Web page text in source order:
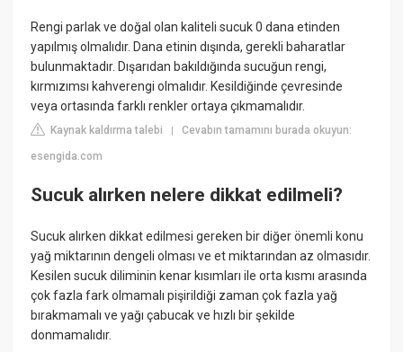
Rengi parlak ve doğal olan kaliteli sucuk 0 dana etinden
yapılmış olmalıdır. Dana etinin dışında, gerekli baharatlar
bulunmaktadır. Dışarıdan bakıldığında sucuğun rengi,
kırmızımsı kahverengi olmalıdır. Kesildiğinde çevresinde
veya ortasında farklı renkler ortaya çıkmamalıdır.
Kaynak kaldırma talebi |Cevabın tamamını burada okuyun:
esengida.com
Sucuk alırken nelere dikkat edilmeli?
Sucuk alırken dikkat edilmesi gereken bir diğer önemli konu
yağ miktarının dengeli olması ve et miktarından az olmasıdır.
Kesilen sucuk diliminin kenar kısımları ile orta kısmı arasında
çok fazla fark olmamalı pişirildiği zaman çok fazla yağ
bırakmamalı ve yağı çabucak ve hızlı bir şekilde
donmamalıdır.